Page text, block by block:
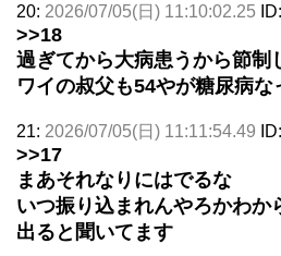
20: 2026/07/05(日) 11:10:02.25
>>18
過ぎてから大病患うから節制
ワイの叔父も54やが糖尿病な
21: 2026/07/05(日) 11:11:54.49
>>17
まあそれなりにはでるな
いつ振り込まれんやろかわか
出ると聞いてます